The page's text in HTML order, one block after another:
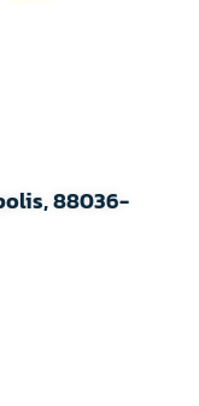
88036-